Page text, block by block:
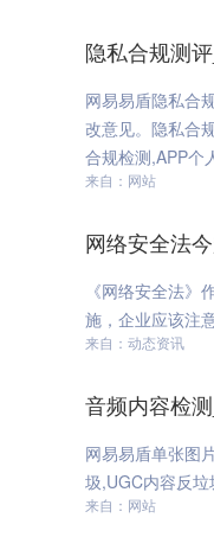
隐私合规测
网易易盾隐私合
改意见。隐私合
合规检测,APP个
来自：网站
网络安全法
《网络安全法》
施，企业应该注
来自：动态资讯
音频内容检
网易易盾单张图
圾,UGC内容反
来自：网站